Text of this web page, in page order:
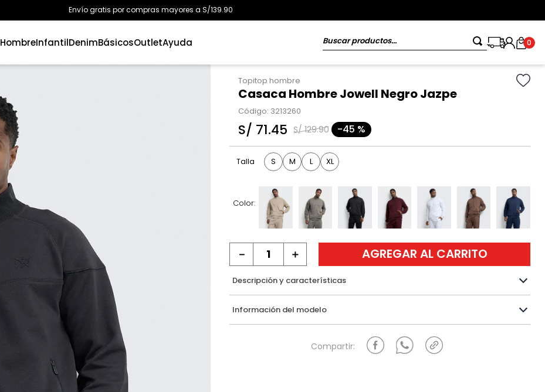
Envío gratis por compras mayores a S/139.90
HombreInfantilDenimBásicosOutletAyuda Buscar productos... 0
Topitop hombre
Casaca Hombre Jowell Negro Jazpe
Código: 3213260
S/ 71.45 S/ 129.90 -45 %
Talla S M L XL
Color:
＋
－ AGREGAR AL CARRITO
Descripción y características
Información del modelo